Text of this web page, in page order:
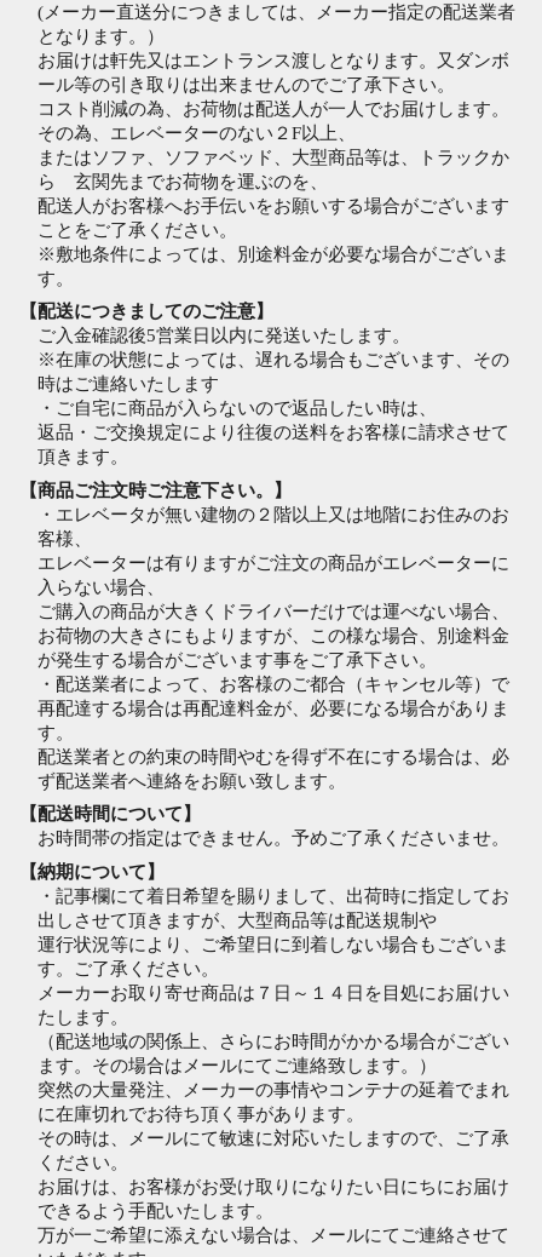
(メーカー直送分につきましては、メーカー指定の配送業者
となります。）
お届けは軒先又はエントランス渡しとなります。又ダンボ
ール等の引き取りは出来ませんのでご了承下さい。
コスト削減の為、お荷物は配送人が一人でお届けします。
その為、エレベーターのない２F以上、
またはソファ、ソファベッド、大型商品等は、トラックか
ら 玄関先までお荷物を運ぶのを、
配送人がお客様へお手伝いをお願いする場合がございます
ことをご了承ください。
※敷地条件によっては、別途料金が必要な場合がございま
す。
【配送につきましてのご注意】
ご入金確認後5営業日以内に発送いたします。
※在庫の状態によっては、遅れる場合もございます、その
時はご連絡いたします
・ご自宅に商品が入らないので返品したい時は、
返品・ご交換規定により往復の送料をお客様に請求させて
頂きます。
【商品ご注文時ご注意下さい。】
・エレベータが無い建物の２階以上又は地階にお住みのお
客様、
エレベーターは有りますがご注文の商品がエレベーターに
入らない場合、
ご購入の商品が大きくドライバーだけでは運べない場合、
お荷物の大きさにもよりますが、この様な場合、別途料金
が発生する場合がございます事をご了承下さい。
・配送業者によって、お客様のご都合（キャンセル等）で
再配達する場合は再配達料金が、必要になる場合がありま
す。
配送業者との約束の時間やむを得ず不在にする場合は、必
ず配送業者へ連絡をお願い致します。
【配送時間について】
お時間帯の指定はできません。予めご了承くださいませ。
【納期について】
・記事欄にて着日希望を賜りまして、出荷時に指定してお
出しさせて頂きますが、大型商品等は配送規制や
運行状況等により、ご希望日に到着しない場合もございま
す。ご了承ください。
メーカーお取り寄せ商品は７日～１４日を目処にお届けい
たします。
（配送地域の関係上、さらにお時間がかかる場合がござい
ます。その場合はメールにてご連絡致します。）
突然の大量発注、メーカーの事情やコンテナの延着でまれ
に在庫切れでお待ち頂く事があります。
その時は、メールにて敏速に対応いたしますので、ご了承
ください。
お届けは、お客様がお受け取りになりたい日にちにお届け
できるよう手配いたします。
万が一ご希望に添えない場合は、メールにてご連絡させて